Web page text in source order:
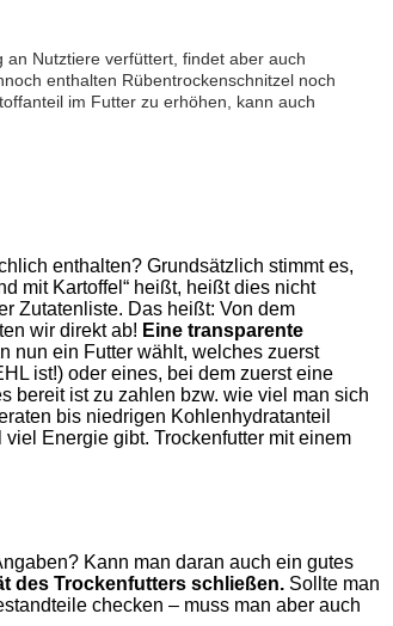
an Nutztiere verfüttert, findet aber auch
enthalten Rübentrockenschnitzel noch
im Futter zu erhöhen, kann auch
enthalten? Grundsätzlich stimmt es,
mit Kartoffel“ heißt, heißt dies nicht
Zutatenliste. Das heißt: Von dem
wir direkt ab! Eine transparente
nun ein Futter wählt, welches zuerst
ist!) oder eines, bei dem zuerst eine
bereit ist zu zahlen bzw. wie viel man sich
bis niedrigen Kohlenhydratanteil
Energie gibt. Trockenfutter mit einem
Kann man daran auch ein gutes
des Trockenfutters schließen. Sollte man
checken – muss man aber auch